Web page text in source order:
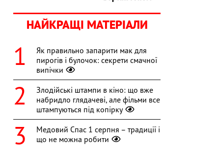
НАЙКРАЩІ МАТЕРІАЛИ
Як правильно запарити мак для
пирогів і булочок: секрети смачної
випічки
Злодійські штампи в кіно: що вже
набридло глядачеві, але фільми все
штампуються під копірку
Медовий Спас 1 серпня – традиції і
що не можна робити